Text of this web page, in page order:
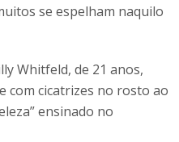
se espelham naquilo
Whitfeld, de 21 anos,
com cicatrizes no rosto ao
ensinado no